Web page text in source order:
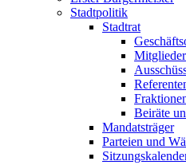
Stadtpolitik
Stadtrat
Mitglieder
Beiräte
Mandatsträger
Parteien und